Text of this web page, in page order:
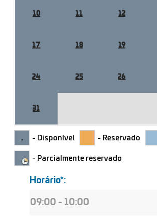
10 11 12
17 18 19
24 25 26
31
- Disponível - Reservado
- Parcialmente reservado
Horário*: